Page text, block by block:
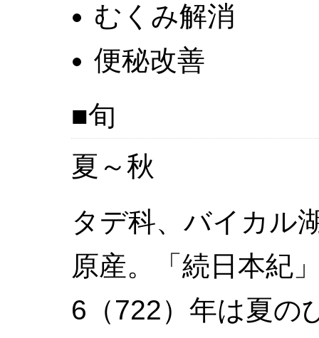
むくみ解消
便秘改善
旬
夏～秋
タデ科、バイカル
原産。「続日本紀
6（722）年は夏の